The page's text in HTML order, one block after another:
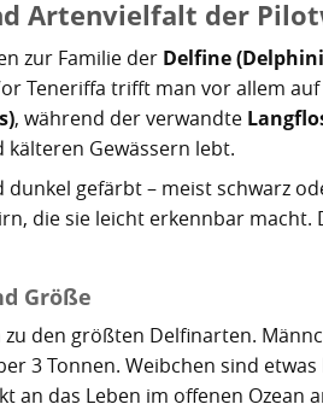
Artenvielfalt der
zur Familie der Delfine
Teneriffa trifft man vor allem auf
, während der verwandte
kälteren Gewässern lebt.
dunkel gefärbt – meist schwarz
die sie leicht erkennbar
Größe
zu den größten Delfinarten.
3 Tonnen. Weibchen sind
an das Leben im offenen Ozean